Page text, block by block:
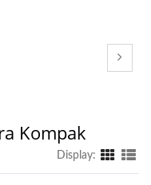
Kompak
Display: